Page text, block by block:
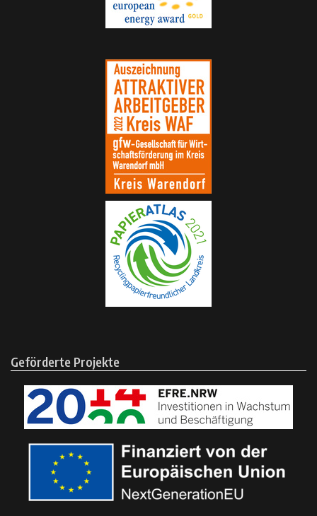
Geförderte Projekte